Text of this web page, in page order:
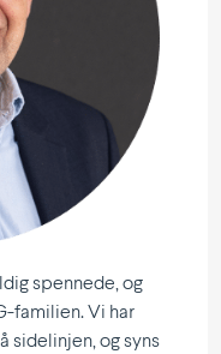
spennede, og
familien. Vi har
sidelinjen, og syns